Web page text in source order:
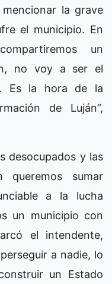
mencionar la grave
el municipio. En
un
no voy a ser el
Es la hora de la
de Luján”,
desocupados y las
queremos sumar
a la lucha
un municipio con
el intendente,
a nadie, lo
un Estado